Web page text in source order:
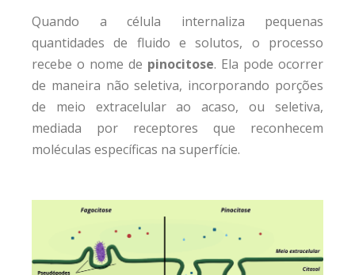
Quando a célula internaliza pequenas
quantidades de fluido e solutos, o processo
recebe o nome de pinocitose. Ela pode ocorrer
de maneira não seletiva, incorporando porções
de meio extracelular ao acaso, ou seletiva,
mediada por receptores que reconhecem
moléculas específicas na superfície.